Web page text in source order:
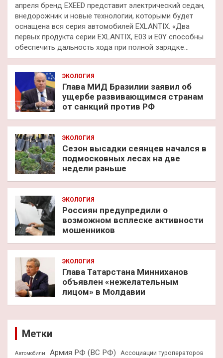
апреля бренд EXEED представит электрический седан,
внедорожник и новые технологии, которыми будет
оснащена вся серия автомобилей EXLANTIX. «Два
первых продукта серии EXLANTIX, E03 и E0Y способны
обеспечить дальность хода при полной зарядке…
ЭКОЛОГИЯ
Глава МИД Бразилии заявил об
ущербе развивающимся странам
от санкций против РФ
ЭКОЛОГИЯ
Сезон высадки сеянцев начался в
подмосковных лесах на две
недели раньше
ЭКОЛОГИЯ
Россиян предупредили о
возможном всплеске активности
мошенников
ЭКОЛОГИЯ
Глава Татарстана Минниханов
объявлен «нежелательным
лицом» в Молдавии
Метки
Автомобили Армия РФ (ВС РФ)
Ассоциации туроператоров